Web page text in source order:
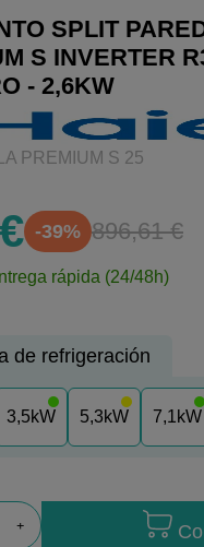
SPLIT
S INVERTER
- 2,6KW
PREMIUM S 25
-39% 896,61 €
rápida (24/48h)
de refrigeración
3,5kW 5,3kW 7,1kW